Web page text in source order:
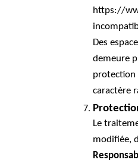
https://
Des
demeure
protection
caractère
Le
modifiée,